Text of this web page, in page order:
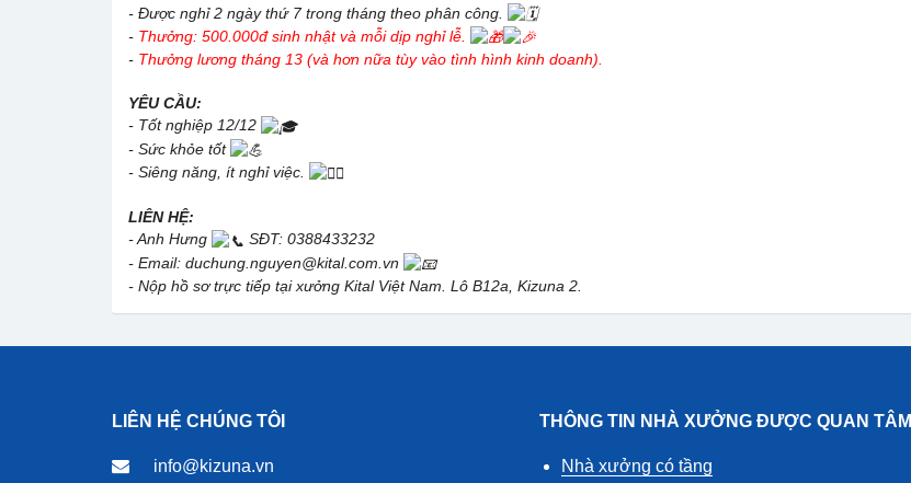
- Được nghỉ 2 ngày thứ 7 trong tháng theo phân công.
- Thưởng: 500.000đ sinh nhật và mỗi dịp nghỉ lễ.
- Thưởng lương tháng 13 (và hơn nữa tùy vào tình hình kinh doanh).
YÊU CẦU:
- Tốt nghiệp 12/12
- Sức khỏe tốt
- Siêng năng, ít nghỉ việc.
LIÊN HỆ:
- Anh Hưng
SĐT: 0388433232
- Email: duchung.nguyen@kital.com.vn
- Nộp hồ sơ trực tiếp tại xưởng Kital Việt Nam. Lô B12a, Kizuna 2.
LIÊN HỆ CHÚNG TÔI
info@kizuna.vn
THÔNG TIN NHÀ XƯỞNG ĐƯỢC QUAN TÂM
Nhà xưởng có tầng